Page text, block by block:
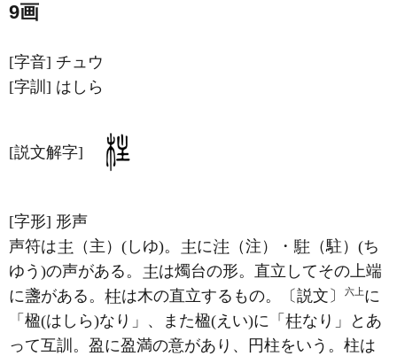
9画
[字音] チュウ
[字訓] はしら
[説文解字]
[字形] 形声
声符は
（主）(しゆ)。 に （注）・
（駐）(ち
ゆう)の声がある。
は燭台の形。直立してその上端
に盞がある。
は木の直立するもの。〔説文〕 六上に
「楹(はしら)なり」、また楹(えい)に「
なり」とあ
って互訓。盈に盈満の意があり、円柱をいう。柱は